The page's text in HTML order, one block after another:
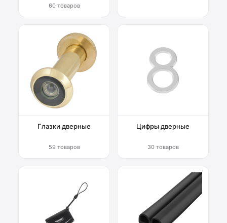
60 товаров
Глазки дверные
59 товаров
Цифры дверные
30 товаров